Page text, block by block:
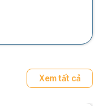
Xem tất cả